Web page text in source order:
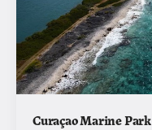
Curaçao Marine Park